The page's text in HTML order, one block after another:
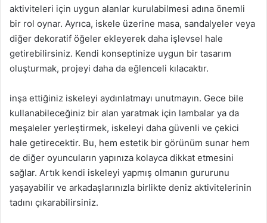
aktiviteleri için uygun alanlar kurulabilmesi adına önemli
bir rol oynar. Ayrıca, iskele üzerine masa, sandalyeler veya
diğer dekoratif öğeler ekleyerek daha işlevsel hale
getirebilirsiniz. Kendi konseptinize uygun bir tasarım
oluşturmak, projeyi daha da eğlenceli kılacaktır.
inşa ettiğiniz iskeleyi aydınlatmayı unutmayın. Gece bile
kullanabileceğiniz bir alan yaratmak için lambalar ya da
meşaleler yerleştirmek, iskeleyi daha güvenli ve çekici
hale getirecektir. Bu, hem estetik bir görünüm sunar hem
de diğer oyuncuların yapınıza kolayca dikkat etmesini
sağlar. Artık kendi iskeleyi yapmış olmanın gururunu
yaşayabilir ve arkadaşlarınızla birlikte deniz aktivitelerinin
tadını çıkarabilirsiniz.